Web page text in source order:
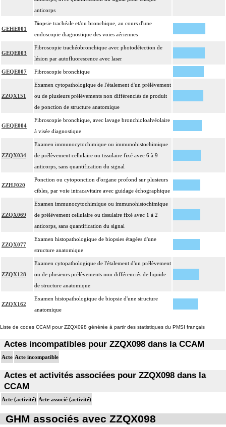
Par cible, on entend : lésion individualisée à prélever, quel que soit le nombre
de ponctions ou de biopsies effectuées à son niveau.
anticorps
GEHE001
Biopsie trachéale et/ou bronchique, au cours d'une
endoscopie diagnostique des voies aériennes
GEQE003
Fibroscopie trachéobronchique avec photodétection de
lésion par autofluorescence avec laser
GEQE007 Fibroscopie bronchique
ZZQX151
Examen cytopathologique de l'étalement d'un prélèvement
ou de plusieurs prélèvements non différenciés de produit
de ponction de structure anatomique
GEQE004
Fibroscopie bronchique, avec lavage bronchioloalvéolaire
à visée diagnostique
ZZQX034
Examen immunocytochimique ou immunohistochimique
de prélèvement cellulaire ou tissulaire fixé avec 6 à 9
anticorps, sans quantification du signal
ZZHJ020
Ponction ou cytoponction d'organe profond sur plusieurs
cibles, par voie intracavitaire avec guidage échographique
ZZQX069
Examen immunocytochimique ou immunohistochimique
de prélèvement cellulaire ou tissulaire fixé avec 1 à 2
anticorps, sans quantification du signal
ZZQX077
Examen histopathologique de biopsies étagées d'une
structure anatomique
ZZQX128
Examen cytopathologique de l'étalement d'un prélèvement
ou de plusieurs prélèvements non différenciés de liquide
de structure anatomique
ZZQX162
Examen histopathologique de biopsie d'une structure
anatomique
Liste de codes CCAM pour ZZQX098 générée à partir des statistiques du PMSI français
Actes incompatibles pour ZZQX098 dans la CCAM
Acte Acte incompatible
Actes et activités associées pour ZZQX098 dans la
CCAM
Acte (activité) Acte associé (activité)
GHM associés avec ZZQX098